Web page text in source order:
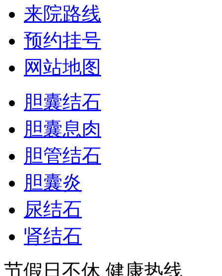
来院路线
预约挂号
网站地图
胆囊结石
胆囊息肉
胆管结石
胆囊炎
尿结石
肾结石
节假日不休 健康热线